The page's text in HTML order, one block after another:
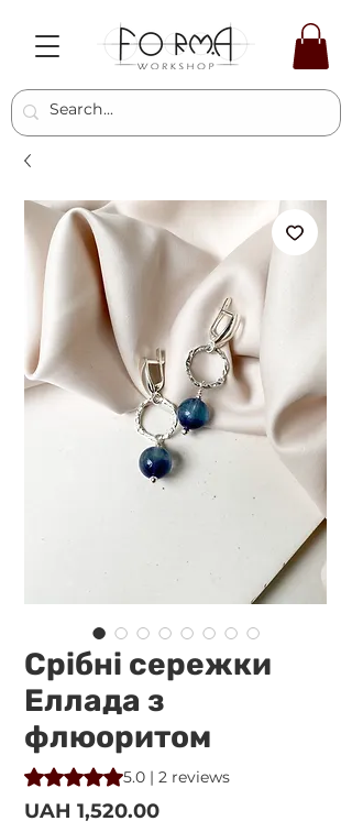
Срібні сережки
Еллада з
флюоритом
Rating is 5.0 out of five stars based on 2
5.0 | 2 reviews
UAH 1,520.00Price